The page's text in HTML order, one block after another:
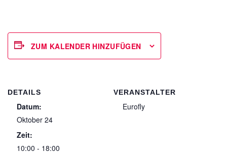
ZUM KALENDER HINZUFÜGEN
DETAILS
Datum:
Oktober 24
Zeit:
10:00 - 18:00
VERANSTALTER
Eurofly